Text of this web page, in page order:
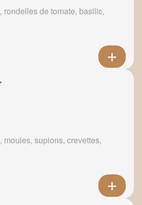
rondelles de tomate, basilic,
moules, supions, crevettes,